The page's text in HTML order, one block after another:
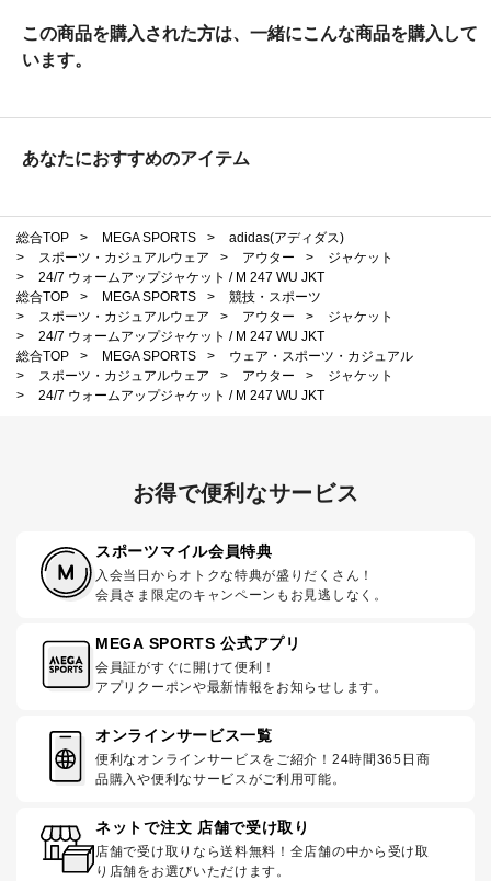
この商品を購入された方は、一緒にこんな商品を購入して
います。
あなたにおすすめのアイテム
総合TOP > MEGA SPORTS >
adidas(アディダス)
>
スポーツ・カジュアルウェア > アウター >
ジャケット
>
24/7 ウォームアップジャケット / M 247 WU JKT
総合TOP
> MEGA SPORTS >
競技・スポーツ
>
スポーツ・カジュアルウェア > アウター >
ジャケット
>
24/7 ウォームアップジャケット / M 247 WU JKT
総合TOP
> MEGA SPORTS >
ウェア・スポーツ・カジュアル
>
スポーツ・カジュアルウェア > アウター >
ジャケット
>
24/7 ウォームアップジャケット / M 247 WU JKT
お得で便利なサービス
スポーツマイル会員特典
入会当日からオトクな特典が盛りだくさん！
会員さま限定のキャンペーンもお見逃しなく。
MEGA SPORTS 公式アプリ
会員証がすぐに開けて便利！
アプリクーポンや最新情報をお知らせします。
オンラインサービス一覧
便利なオンラインサービスをご紹介！24時間365日商
品購入や便利なサービスがご利用可能。
ネットで注文 店舗で受け取り
店舗で受け取りなら送料無料！全店舗の中から受け取
り店舗をお選びいただけます。